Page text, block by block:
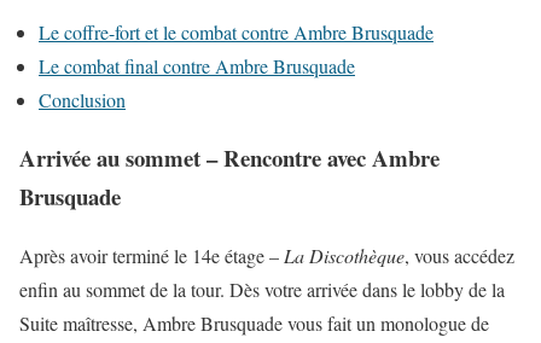
Le coffre-fort et le combat contre Ambre Brusquade
Le combat final contre Ambre Brusquade
Conclusion
Arrivée au sommet – Rencontre avec Ambre
Brusquade
Après avoir terminé le 14e étage – La Discothèque, vous accédez
enfin au sommet de la tour. Dès votre arrivée dans le lobby de la
Suite maîtresse, Ambre Brusquade vous fait un monologue de